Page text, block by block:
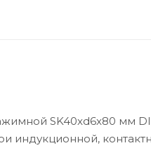
SK40xd6x80 мм
индукционной,